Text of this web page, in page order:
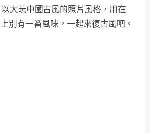
大玩中國古風的照片風格，用在
別有一番風味，一起來復古風吧。